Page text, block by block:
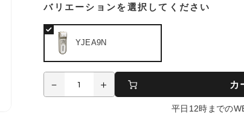
バリエーションを選択してください
YJEA9N
カ
平日12時までの